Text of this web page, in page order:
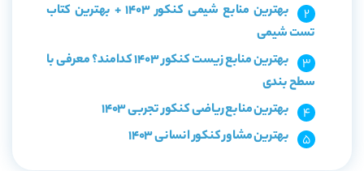
بهترین منابع شیمی کنکور 1403 + بهترین کتاب
تست شیمی
بهترین منابع زیست کنکور 1403 کدامند؟ معرفی با
سطح بندی
بهترین منابع ریاضی کنکور تجربی 1403
بهترین مشاور کنکور انسانی 1403